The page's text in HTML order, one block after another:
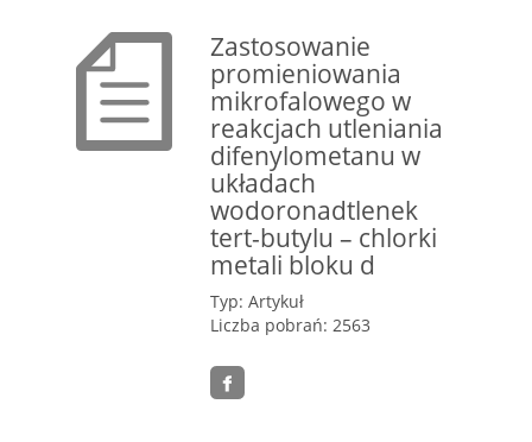
Zastosowanie
promieniowania
mikrofalowego w
reakcjach utleniania
difenylometanu w
układach
wodoronadtlenek
tert-butylu – chlorki
metali bloku d
Typ: Artykuł
Liczba pobrań: 2563